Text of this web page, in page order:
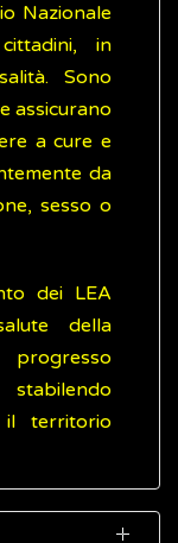
Nazionale
in
Sono
assicurano
a cure e
da
sesso o
dei LEA
della
il territorio